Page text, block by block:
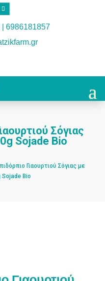
| 6986181857
Σόγιας
Sojade Bio
Γιαουρτιού Σόγιας με
Sojade Bio